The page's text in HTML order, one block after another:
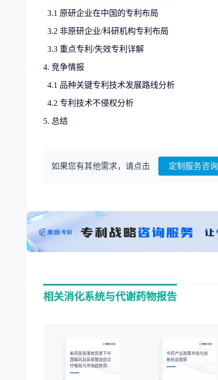
3.1 原研企业在中国的专利布局
3.2 非原研企业/科研机构专利布局
3.3 重点专利/失效专利详解
4. 竞争情报
4.1 品种关键专利技术发展路线分析
4.2 专利技术不侵权分析
5. 总结
如果您有其他需求，请点击 定制服务咨询
相关消化系统与代谢药物报告
新药医保落地背景下中
国痛风及高尿酸血症诊
疗格局与市场趋势洞察
报告
中药产业政策市场与创
新机会观察